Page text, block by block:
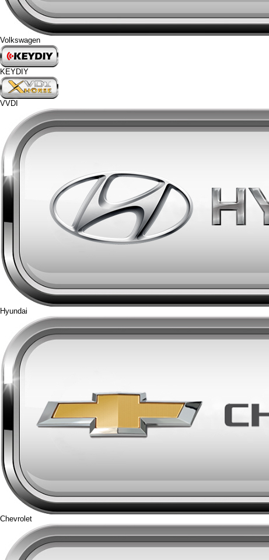
Volkswagen
KEYDIY
VVDI
Hyundai
Chevrolet